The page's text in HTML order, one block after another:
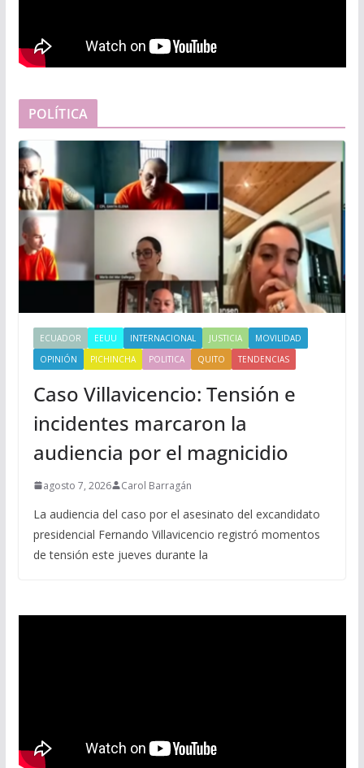
POLÍTICA
ECUADOR EEUU INTERNACIONAL JUSTICIA
MOVILIDAD
OPINIÓN
PICHINCHA POLITICA QUITO TENDENCIAS
Caso Villavicencio: Tensión e
incidentes marcaron la
audiencia por el magnicidio
agosto 7, 2026 Carol Barragán
La audiencia del caso por el asesinato del excandidato
presidencial Fernando Villavicencio registró momentos
de tensión este jueves durante la